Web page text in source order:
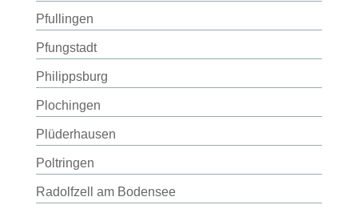
Pfullingen
Pfungstadt
Philippsburg
Plochingen
Plüderhausen
Poltringen
Radolfzell am Bodensee